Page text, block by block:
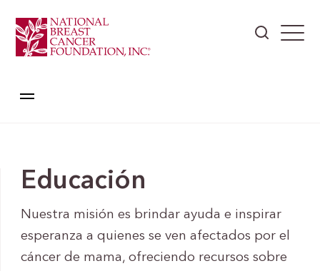
Educación
Nuestra misión es brindar ayuda e inspirar
esperanza a quienes se ven afectados por el
cáncer de mama, ofreciendo recursos sobre